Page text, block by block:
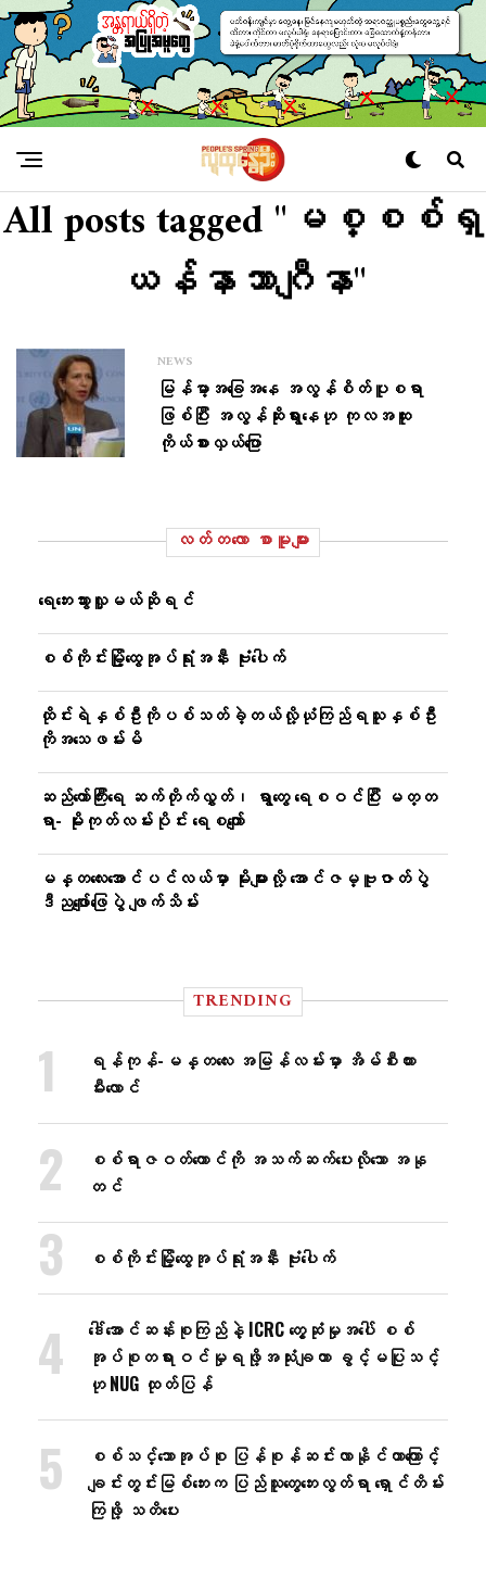
All posts tagged "မစ္စစ်ရှ
ယန်နာဘာဂျီနာ"
NEWS
မြန်မာ့အ​ခြေအ​နေ အလွန်စိတ်ပူစရာ
ဖြစ်ပြီး အလွန်ဆိုးရွား​နေဟု ကုလအထူး
ကိုယ်စားလှယ်​ပြော
လတ်တ‌လော စာမူများ
ရေဘေးသွားလှူမယ်ဆိုရင်
စစ်ကိုင်းမြို့ထွေအုပ်ရုံးအနီး ဗုံးပေါက်
ထိုင်းရဲနှစ်ဦးကိုပစ်သတ်ခဲ့တယ်လို့ယုံကြည်ရသူနှစ်ဦး
ကိုအသေဖမ်းမိ
ဆည်တော်ကြီးရေ ဆက်တိုက်လွှတ်၊ ရွာတွေ ရေစဝင်ပြီး မတ္တ
ရာ- မိုးကုတ်လမ်းပိုင်း ရေစကျော်
မန္တလေးအောင်ပင်လယ်မှာ မိုးများလို့ အောင်ဇမ္ဗူဇာတ်ပွဲ
ဒီညဖျော်ဖြေပွဲ ဖျက်သိမ်း
TRENDING
ရန်ကုန်-မန္တလေး အမြန်လမ်းမှာ အိမ်စီးကား
မီးလောင်
စစ်ရာဇဝတ်ကောင်ကို အသက်ဆက်ပေးလိုသော အနု
တင်
စစ်ကိုင်းမြို့ထွေအုပ်ရုံးအနီး ဗုံးပေါက်
ဒေါ်အောင်ဆန်းစုကြည်နဲ့ ICRC တွေ့ဆုံမှုအပေါ် စစ်
အုပ်စုတရားဝင်မှုရဖို့အသုံးချတာ ခွင့်မပြုသင့်
ဟု NUG ထုတ်ပြန်
စစ်သင်္ဘောအုပ်စု ပြန်စုန်ဆင်းလာနိုင်တာကြောင့်
ချင်းတွင်းမြစ်ဘေးက ပြည်သူတွေဘေးလွတ်ရာ ရှောင်တိမ်း
ကြဖို့ သတိပေး